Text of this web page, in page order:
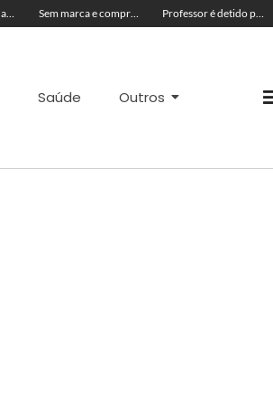
Sem marca e comprado na internet: ‘forninho maldito’ tira a vida de menina de 3 anos Professor é detido pela polícia suspeito de envolvimento com menores durante aulas particulares
Saúde Outros